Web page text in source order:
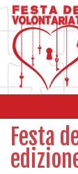
Festa